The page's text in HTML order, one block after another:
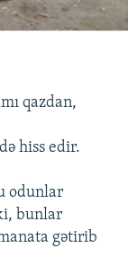
qazdan,
hiss edir.
odunlar
bunlar
gətirib